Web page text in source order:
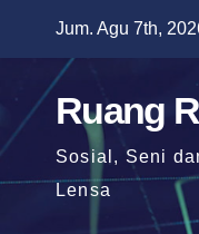
content
Jum. Agu 7th,
Ruang
Sosial, Seni
Lensa